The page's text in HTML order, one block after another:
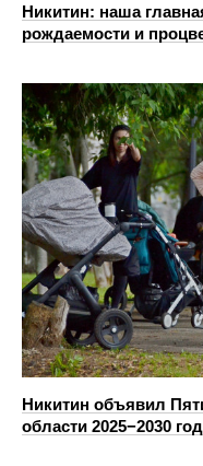
Никитин: наша
рождаемости и
Никитин объявил
области 2025−2030